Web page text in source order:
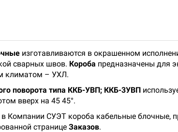
изготавливаются в окрашенном
сварных швов. Короба предназначены для
климатом – УХЛ.
поворота типа ККБ-УВП; ККБ-3УВП
вверх на 45 45°.
Компании СУЭТ короба кабельные блочные,
странице Заказов.